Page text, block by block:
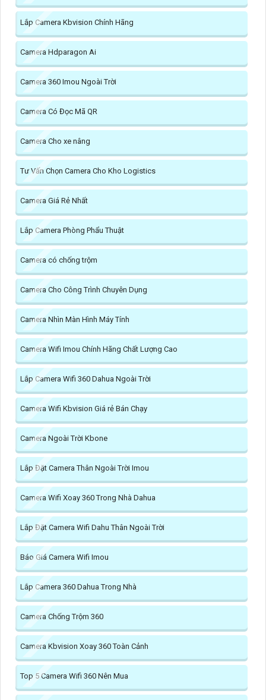
Lắp Camera Kbvision Chính Hãng
Camera Hdparagon Ai
Camera 360 Imou Ngoài Trời
Camera Có Đọc Mã QR
Camera Cho xe nâng
Tư Vấn Chọn Camera Cho Kho Logistics
Camera Giá Rẻ Nhất
Lắp Camera Phòng Phẩu Thuật
Camera có chống trộm
Camera Cho Công Trình Chuyên Dụng
Camera Nhìn Màn Hình Máy Tính
Camera Wifi Imou Chính Hãng Chất Lượng Cao
Lắp Camera Wifi 360 Dahua Ngoài Trời
Camera Wifi Kbvision Giá rẻ Bán Chạy
Camera Ngoài Trời Kbone
Lắp Đặt Camera Thân Ngoài Trời Imou
Camera Wifi Xoay 360 Trong Nhà Dahua
Lắp Đặt Camera Wifi Dahu Thân Ngoài Trời
Báo Giá Camera Wifi Imou
Lắp Camera 360 Dahua Trong Nhà
Camera Chống Trộm 360
Camera Kbvision Xoay 360 Toàn Cảnh
Top 5 Camera Wifi 360 Nên Mua